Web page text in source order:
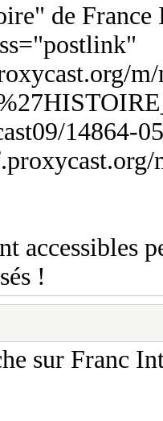
de France
14864-
accessibles
!
sur Franc